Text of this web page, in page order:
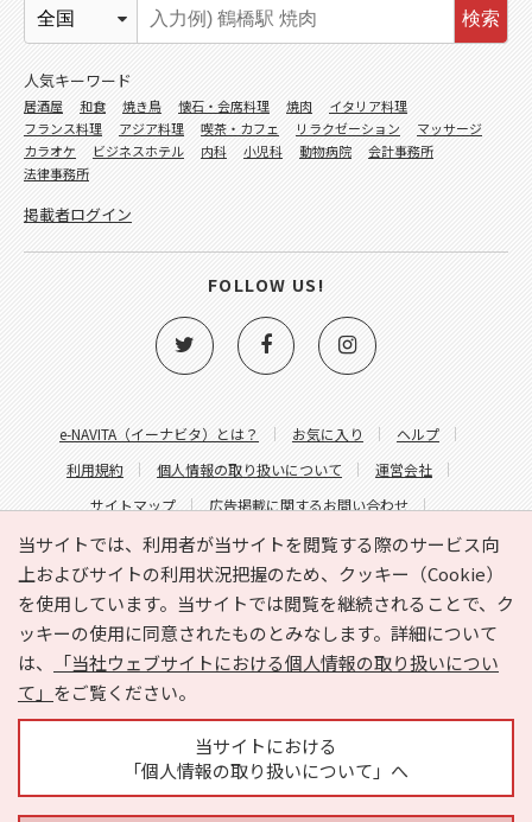
当サイトでは、利用者が当サイトを閲覧する際のサービス向
上およびサイトの利用状況把握のため、クッキー（Cookie）
を使用しています。当サイトでは閲覧を継続されることで、ク
ッキーの使用に同意されたものとみなします。詳細について
は、
「当社ウェブサイトにおける個人情報の取り扱いについ
て」 をご覧ください。
当サイトにおける
「個人情報の取り扱いについて」へ
e-NAVITA（イーナビタ）とは？ お気に入り
ヘルプ
利用規約
個人情報の取り扱いについて
運営会社
サイトマップ
広告掲載に関するお問い合わせ
サイトの内容に関するお問い合わせ
検索
人気キーワード
居酒屋 和食 焼き鳥 懐石・会席料理 焼肉
イタリア料理
フランス料理
アジア料理 喫茶・カフェ リラクゼーション
マッサージ
カラオケ
ビジネスホテル 内科 小児科 動物病院
会計事務所
法律事務所
掲載者ログイン
FOLLOW US!
Copyright © HYOJITO.Co.,Ltd. All Rights Reserved.